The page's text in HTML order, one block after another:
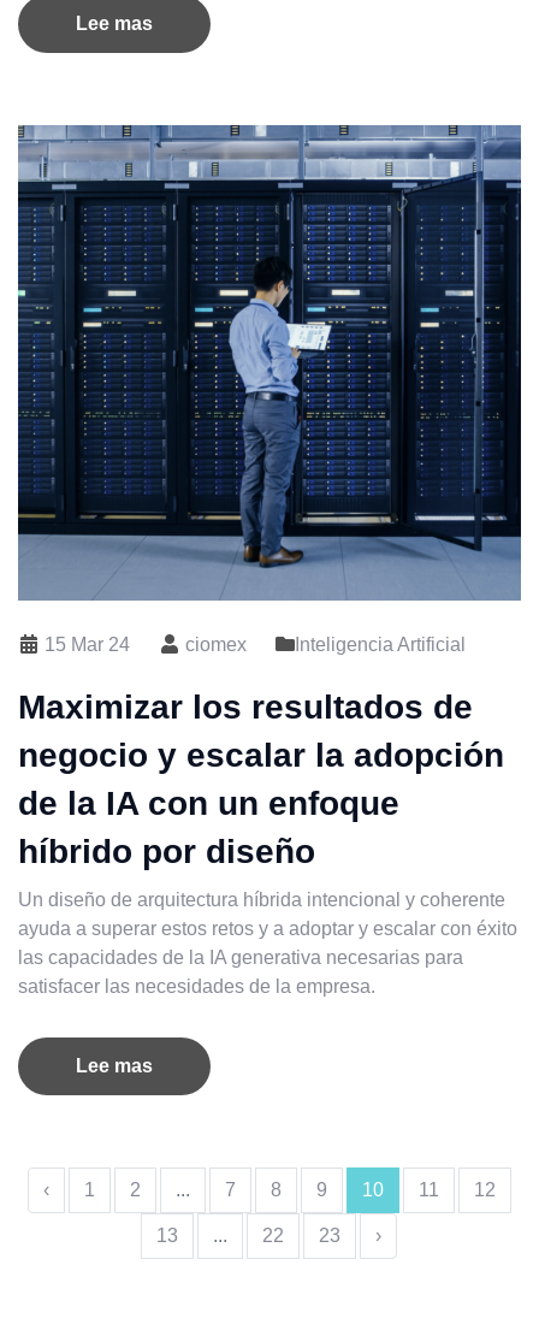
Lee mas
15 Mar 24 ciomex Inteligencia Artificial
Maximizar los resultados de
negocio y escalar la adopción
de la IA con un enfoque
híbrido por diseño
Un diseño de arquitectura híbrida intencional y coherente
ayuda a superar estos retos y a adoptar y escalar con éxito
las capacidades de la IA generativa necesarias para
satisfacer las necesidades de la empresa.
Lee mas
‹ 1 2 ... 7 8 9 10 11 12
13 ... 22 23 ›